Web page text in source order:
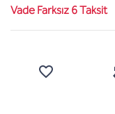
Vade Farksız 6 Taksit